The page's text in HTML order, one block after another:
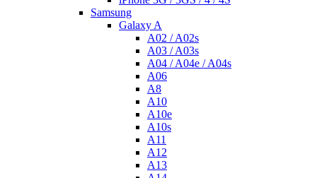
Samsung
Galaxy A
A02 / A02s
A03 / A03s
A04 / A04e / A04s
A06
A8
A10
A10e
A10s
A11
A12
A13